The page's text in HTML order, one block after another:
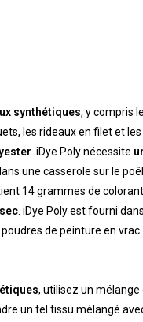
synthétiques, y compris
les rideaux en filet et
. iDye Poly nécessite
une casserole sur le
14 grammes de
. iDye Poly est fourni dans
de peinture en
, utilisez un mélange
un tel tissu mélangé